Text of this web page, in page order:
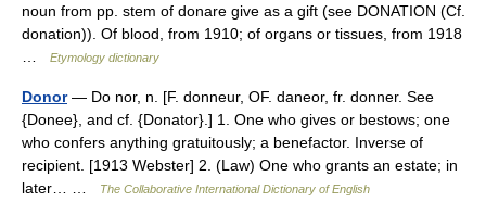
noun from pp. stem of donare give as a gift (see DONATION (Cf.
donation)). Of blood, from 1910; of organs or tissues, from 1918
Etymology dictionary
Donor— Do nor, n. [F. donneur, OF. daneor, fr. donner. See
{Donee}, and cf. {Donator}.] 1. One who gives or bestows; one
who confers anything gratuitously; a benefactor. Inverse of
recipient. [1913 Webster] 2. (Law) One who grants an estate; in
later… …
The Collaborative International Dictionary of English